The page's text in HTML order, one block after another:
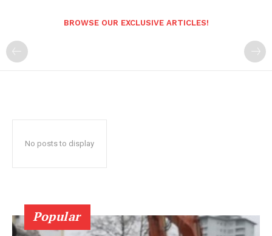
BROWSE OUR EXCLUSIVE ARTICLES!
No posts to display
Popular